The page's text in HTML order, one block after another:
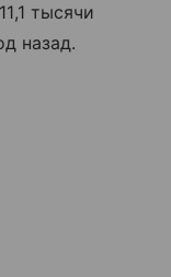
тысячи
назад.